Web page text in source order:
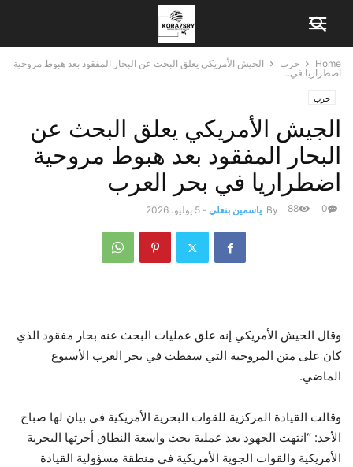
Home حرب
الجيش الأمريكي يعلق البحث عن البحار المفقود بعد هبوط مروحية
اضطراريا في...
حرب
الجيش الأمريكي يعلق البحث عن
البحار المفقود بعد هبوط مروحية
اضطراريا في بحر العرب
By ياسمين بنعلي - 5 يوليو، 2026 0
88
وقال الجيش الأمريكي إنه علق عمليات البحث عنه بحار مفقود الذي
كان على متن المروحية التي سقطت في بحر العرب الأسبوع
الماضي.
وقالت القيادة المركزية للقوات البحرية الأمريكية في بيان لها صباح
الأحد: “انتهت الجهود بعد عملية بحث واسعة النطاق أجرتها البحرية
الأمريكية والقوات الجوية الأمريكية في منطقة مسؤولية القيادة